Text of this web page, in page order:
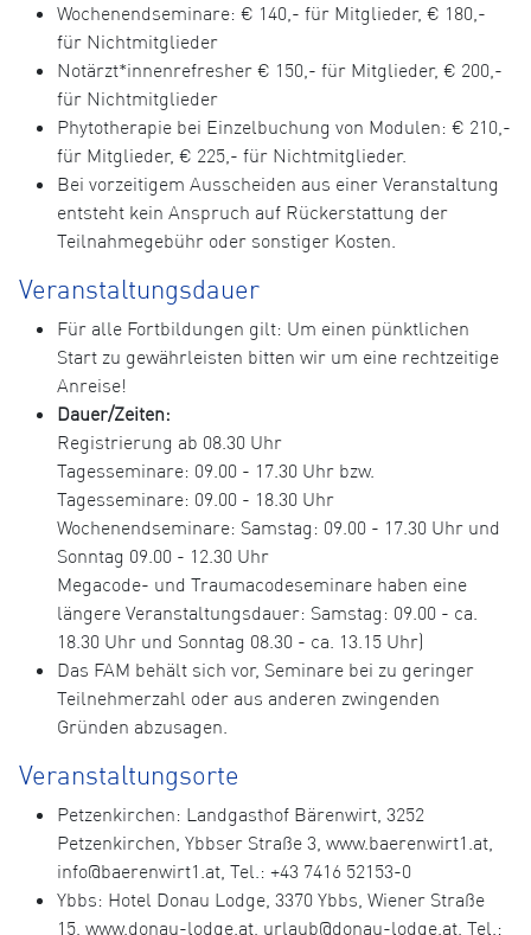
Wochenendseminare: € 140,- für Mitglieder, € 180,-
für Nichtmitglieder
Notärzt*innenrefresher € 150,- für Mitglieder, € 200,-
für Nichtmitglieder
Phytotherapie bei Einzelbuchung von Modulen: € 210,-
für Mitglieder, € 225,- für Nichtmitglieder.
Bei vorzeitigem Ausscheiden aus einer Veranstaltung
entsteht kein Anspruch auf Rückerstattung der
Teilnahmegebühr oder sonstiger Kosten.
Veranstaltungsdauer
Für alle Fortbildungen gilt: Um einen pünktlichen
Start zu gewährleisten bitten wir um eine rechtzeitige
Anreise!
Dauer/Zeiten:
Registrierung ab 08.30 Uhr
Tagesseminare: 09.00 - 17.30 Uhr bzw.
Tagesseminare: 09.00 - 18.30 Uhr
Wochenendseminare: Samstag: 09.00 - 17.30 Uhr und
Sonntag 09.00 - 12.30 Uhr
Megacode- und Traumacodeseminare haben eine
längere Veranstaltungsdauer: Samstag: 09.00 - ca.
18.30 Uhr und Sonntag 08.30 - ca. 13.15 Uhr)
Das FAM behält sich vor, Seminare bei zu geringer
Teilnehmerzahl oder aus anderen zwingenden
Gründen abzusagen.
Veranstaltungsorte
Petzenkirchen: Landgasthof Bärenwirt, 3252
Petzenkirchen, Ybbser Straße 3, www.baerenwirt1.at,
info@baerenwirt1.at, Tel.: +43 7416 52153-0
Ybbs: Hotel Donau Lodge, 3370 Ybbs, Wiener Straße
15, www.donau-lodge.at, urlaub@donau-lodge.at, Tel.: